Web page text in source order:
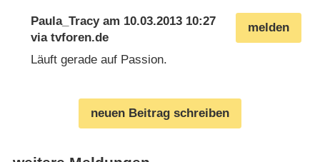
melden
Paula_Tracyam 10.03.2013 10:27
viatvforen.de
Läuft gerade auf Passion.
neuen Beitrag schreiben